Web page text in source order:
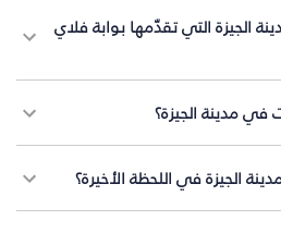
الجيزة التي تقدّمها بوابة فلاي
في مدينة الجيزة؟
الجيزة في اللحظة الأخيرة؟